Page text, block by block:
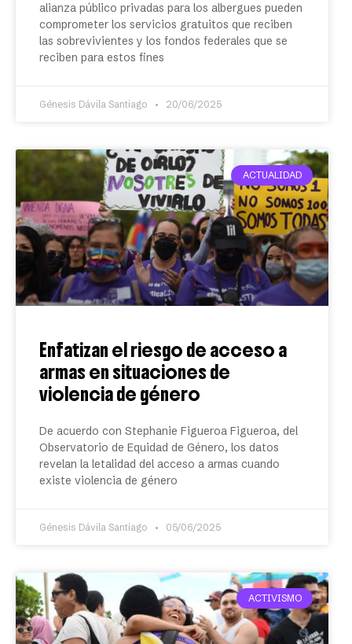
alianza público privadas para los albergues pueden
comprometer los servicios gratuitos que reciben
las sobrevivientes y los fondos federales que se
reciben para estos fines
Génesis Dávila Santiago 20/06/2025
ACTUALIDAD
Enfatizan el riesgo de acceso a
armas en situaciones de
violencia de género
De acuerdo con Stephanie Figueroa Figueroa, del
Observatorio de Equidad de Género, los datos
revelan la letalidad del acceso a armas cuando
existe violencia de género
Génesis Dávila Santiago 05/06/2025
ACTIVISMO